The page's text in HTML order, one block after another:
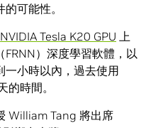
可能性。
NVIDIA Tesla K20 GPU 上
）深度學習軟體，以
一小時以內，過去使用
的時間。
William Tang 將出席